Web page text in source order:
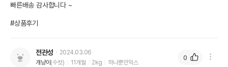
빠른배송 감사합니다 ~
#상품후기
전관성
2024.03.06
개냥이 (수컷) 11개월 2kg 하나뿐인믹스
0